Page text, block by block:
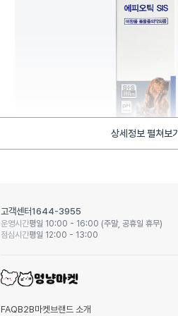
상세정보 펼쳐보기
고객센터1644-3955
운영시간평일 10:00 - 16:00 (주말, 공휴일 휴무)
점심시간평일 12:00 - 13:00
FAQB2B마켓 브랜드 소개